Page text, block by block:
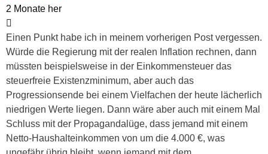
2 Monate her
Einen Punkt habe ich in meinem vorherigen Post vergessen.
Würde die Regierung mit der realen Inflation rechnen, dann
müssten beispielsweise in der Einkommensteuer das
steuerfreie Existenzminimum, aber auch das
Progressionsende bei einem Vielfachen der heute lächerlich
niedrigen Werte liegen. Dann wäre aber auch mit einem Mal
Schluss mit der Propagandalüge, dass jemand mit einem
Netto-Haushalteinkommen von um die 4.000 €, was